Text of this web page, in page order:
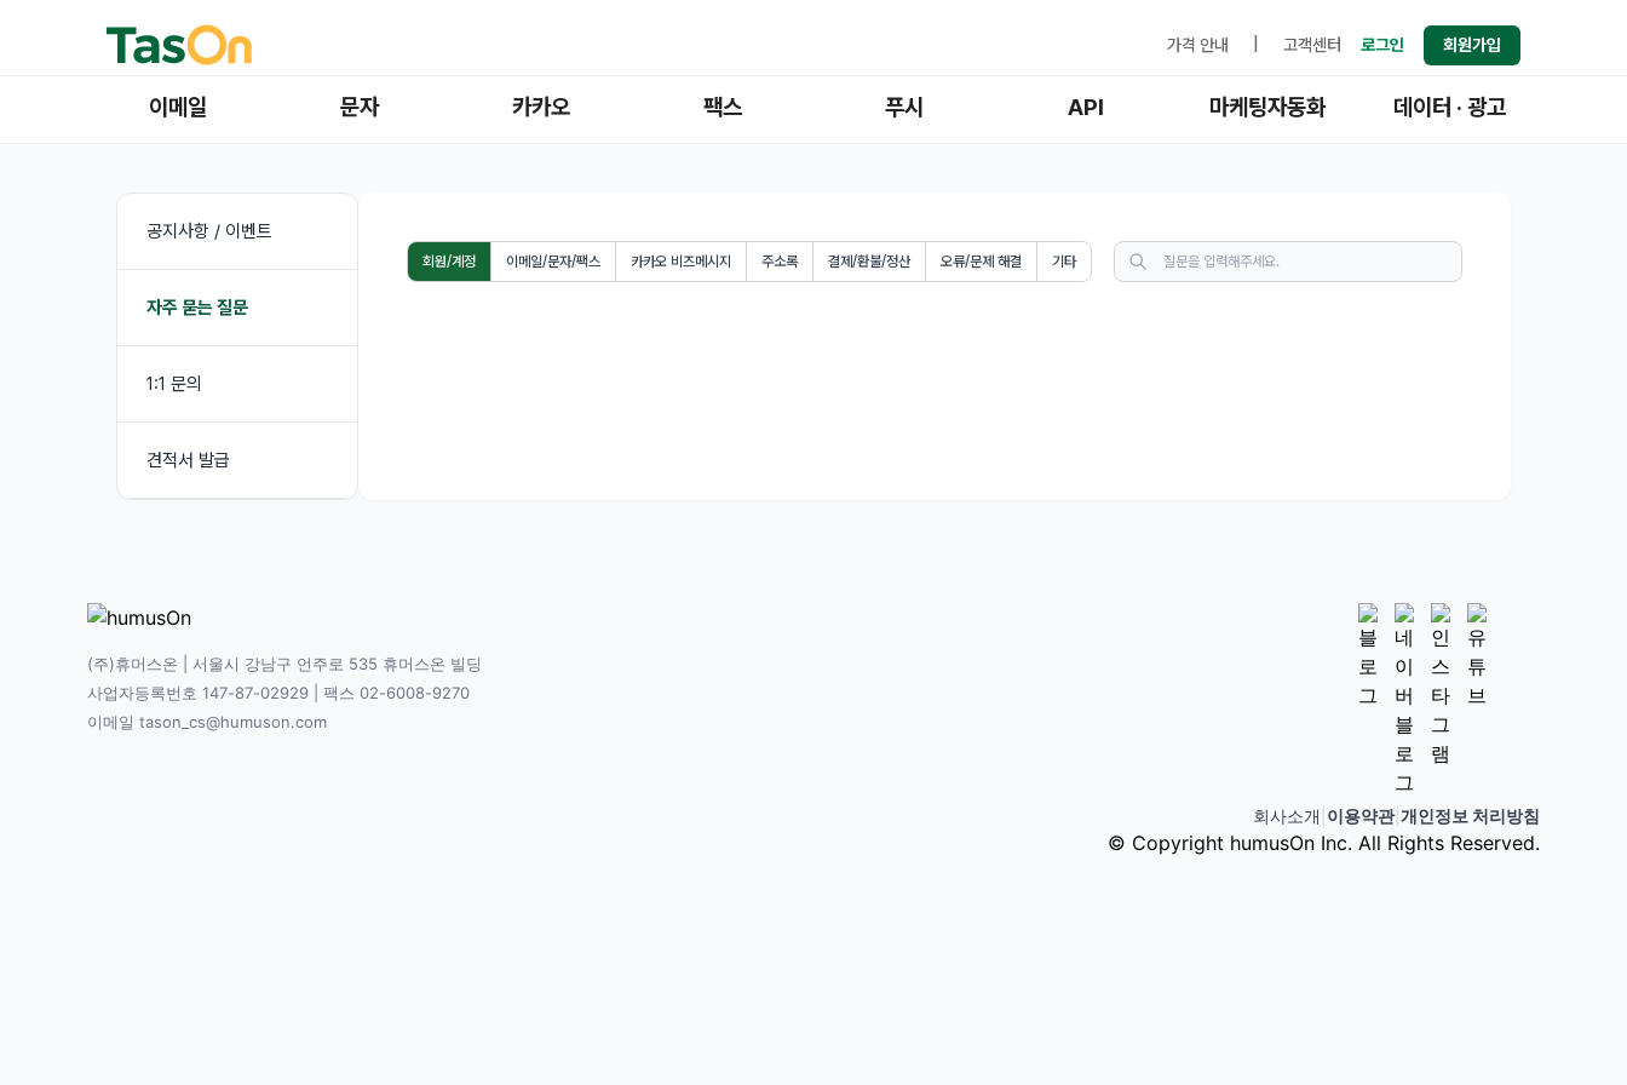
가격 안내 고객센터 로그인 회원가입
이메일 문자 카카오 팩스 푸시 API 마케팅자동화 데이터 · 광고
공지사항 / 이벤트
자주 묻는 질문
1:1 문의
견적서 발급
회원/계정 이메일/문자/팩스 카카오 비즈메시지 주소록 결제/환불/정산 오류/문제 해결 기타
(주)휴머스온 | 서울시 강남구 언주로 535 휴머스온 빌딩
사업자등록번호 147-87-02929 | 팩스 02-6008-9270
이메일 tason_cs@humuson.com
회사소개 이용약관| 개인정보 처리방침
© Copyright humusOn Inc. All Rights Reserved.